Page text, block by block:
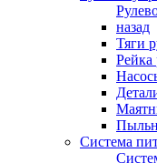
назад
Тяги
Рейка
Система